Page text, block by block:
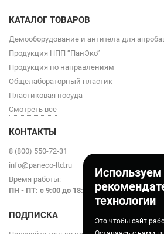
Используем
технологии
Это чтобы сайт
КАТАЛОГ ТОВАРОВ
Демооборудование и антитела для
Продукция НПП “ПанЭко”
Продукция по направлениям
Общелабораторный пластик
Пластиковая посуда
Смотреть все
КОНТАКТЫ
8 (800) 550-72-31
info@paneco-ltd.ru
Время работы:
ПН - ПТ: с 9:00 до 18:00
ПОДПИСКА